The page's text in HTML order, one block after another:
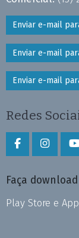
Enviar e-mail
Enviar e-mail
Enviar e-mail
Redes
Faça
Play Store e